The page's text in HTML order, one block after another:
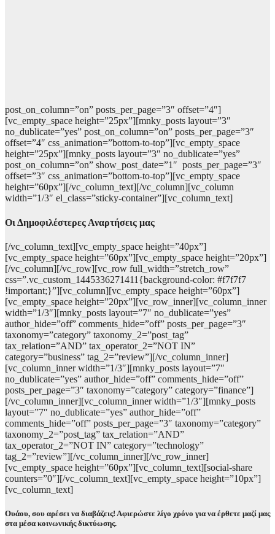
post_on_column=”on” posts_per_page=”3″ offset=”4″]
[vc_empty_space height=”25px”][mnky_posts layout=”3″
no_dublicate=”yes” post_on_column=”on” posts_per_page=”3″
offset=”4″ css_animation=”bottom-to-top”][vc_empty_space
height=”25px”][mnky_posts layout=”3″ no_dublicate=”yes”
post_on_column=”on” show_post_date=”1″ posts_per_page=”3″
offset=”3″ css_animation=”bottom-to-top”][vc_empty_space
height=”60px”][/vc_column_text][/vc_column][vc_column
width=”1/3″ el_class=”sticky-container”][vc_column_text]
Οι Δημοφιλέστερες Αναρτήσεις μας
[/vc_column_text][vc_empty_space height=”40px”]
[vc_empty_space height=”60px”][vc_empty_space height=”20px”]
[/vc_column][/vc_row][vc_row full_width=”stretch_row”
css=”.vc_custom_1445336271411{background-color: #f7f7f7
!important;}”][vc_column][vc_empty_space height=”60px”]
[vc_empty_space height=”20px”][vc_row_inner][vc_column_inner
width=”1/3″][mnky_posts layout=”7″ no_dublicate=”yes”
author_hide=”off” comments_hide=”off” posts_per_page=”3″
taxonomy=”category” taxonomy_2=”post_tag”
tax_relation=”AND” tax_operator_2=”NOT IN”
category=”business” tag_2=”review”][/vc_column_inner]
[vc_column_inner width=”1/3″][mnky_posts layout=”7″
no_dublicate=”yes” author_hide=”off” comments_hide=”off”
posts_per_page=”3″ taxonomy=”category” category=”finance”]
[/vc_column_inner][vc_column_inner width=”1/3″][mnky_posts
layout=”7″ no_dublicate=”yes” author_hide=”off”
comments_hide=”off” posts_per_page=”3″ taxonomy=”category”
taxonomy_2=”post_tag” tax_relation=”AND”
tax_operator_2=”NOT IN” category=”technology”
tag_2=”review”][/vc_column_inner][/vc_row_inner]
[vc_empty_space height=”60px”][vc_column_text][social-share
counters=”0″][/vc_column_text][vc_empty_space height=”10px”]
[vc_column_text]
Ουάου, σου αρέσει να διαβάζεις! Αφιερώστε λίγο χρόνο για να έρθετε μαζί μας
στα μέσα κοινωνικής δικτύωσης.